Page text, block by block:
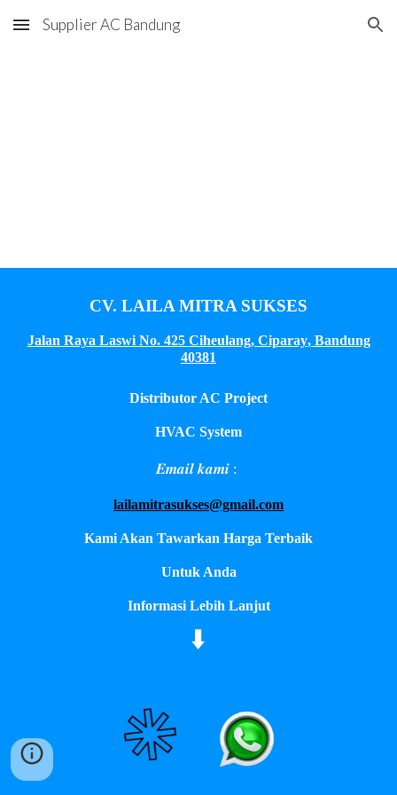
Skip to main content Skip to navigation
Supplier AC Bandung
CV. LAILA MITRA SUKSES
Jalan Raya Laswi No. 425 Ciheulang, Ciparay,Bandung
40381
Distributor AC Project
HVAC System
𝑬𝒎𝒂𝒊𝒍 𝒌𝒂𝒎𝒊 :
lailamitrasukses@gmail.com
Kami Akan Tawarkan Harga Terbaik
Untuk Anda
Informasi Lebih Lanjut
⬇️